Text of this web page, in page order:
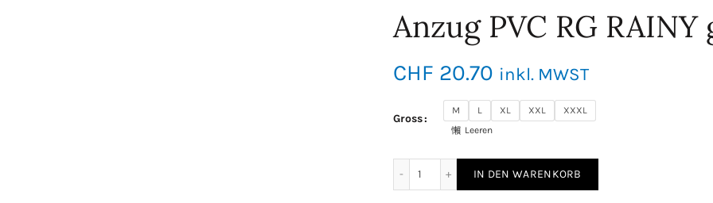
Anzug PVC RG RAINY
CHF 20.70 inkl. MWST
Gross
M L XL XXL
XXXL
Leeren
IN DEN WARENKORB